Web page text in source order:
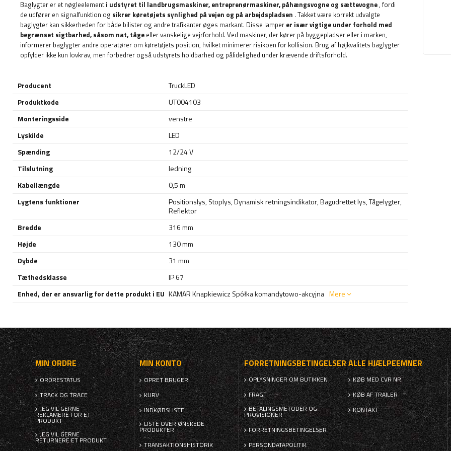
Baglygter er et nøgleelementi udstyret til landbrugsmaskiner, entreprenørmaskiner, påhængsvogne og sættevogne, fordi
de udfører en signalfunktion og sikrer køretøjets synlighed på vejen og på arbejdspladsen . Takket være korrekt udvalgte
baglygter kan sikkerheden for både bilister og andre trafikanter øges markant. Disse lamper er især vigtige under forhold med
begrænset sigtbarhed, såsom nat, tåge eller vanskelige vejrforhold. Ved maskiner, der kører på byggepladser eller i marken,
informerer baglygter andre operatører om køretøjets position, hvilket minimerer risikoen for kollision. Brug af højkvalitets baglygter
opfylder ikke kun lovkrav, men forbedrer også udstyrets holdbarhed og pålidelighed under krævende driftsforhold.
Producent
TruckLED
Produktkode
UT004103
Monteringsside
venstre
Lyskilde
LED
Spænding
12/24 V
Tilslutning
ledning
Kabellængde
0,5 m
Lygtens funktioner
Positionslys,Stoplys,Dynamisk retningsindikator,Bagudrettet lys,Tågelygter,
Reflektor
Bredde
316 mm
Højde
130 mm
Dybde
31 mm
Tæthedsklasse
IP 67
Enhed, der er ansvarlig for dette produkt i EU KAMAR Knapkiewicz Spółka komandytowo-akcyjna Mere
MIN ORDRE
ORDRESTATUS
TRACK OG TRACE
JEG VIL GERNE
REKLAMERE FOR ET
PRODUKT
JEG VIL GERNE
RETURNERE ET PRODUKT
MIN KONTO
OPRET BRUGER
KURV
INDKØBSLISTE
LISTE OVER ØNSKEDE
PRODUKTER
TRANSAKTIONSHISTORIK
FORRETNINGSBETINGELSER
OPLYSNINGER OM BUTIKKEN
FRAGT
BETALINGSMETODER OG
PROVISIONER
FORRETNINGSBETINGELSER
PERSONDATAPOLITIK
ALLE HJÆLPEEMNER
KØB MED CVR NR.
KØB AF TRAILER
KONTAKT